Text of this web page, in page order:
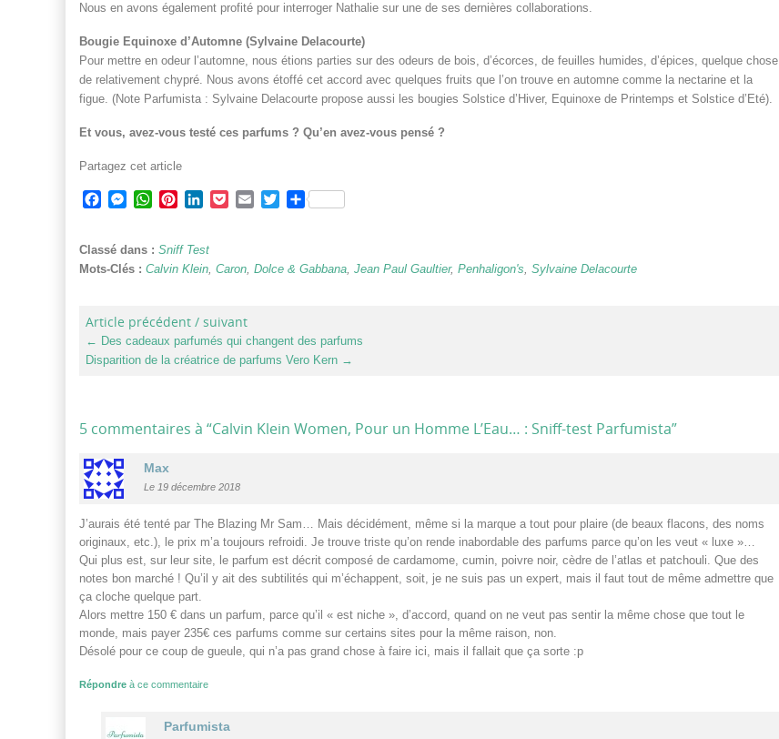
Nous en avons également profité pour interroger Nathalie sur une de ses dernières collaborations.
Bougie Equinoxe d’Automne (Sylvaine Delacourte)
Pour mettre en odeur l’automne, nous étions parties sur des odeurs de bois, d’écorces, de feuilles humides, d’épices, quelque chose
de relativement chypré. Nous avons étoffé cet accord avec quelques fruits que l’on trouve en automne comme la nectarine et la
figue. (Note Parfumista : Sylvaine Delacourte propose aussi les bougies Solstice d’Hiver, Equinoxe de Printemps et Solstice d’Eté).
Et vous, avez-vous testé ces parfums ? Qu’en avez-vous pensé ?
Partagez cet article
Facebook
Messenger
WhatsApp
PinterestLinkedInPocketEmailTwitterPartager
Classé dans : Sniff Test
Mots-Clés : Calvin Klein, Caron, Dolce & Gabbana, Jean Paul Gaultier, Penhaligon's, Sylvaine Delacourte
Article précédent / suivant
← Des cadeaux parfumés qui changent des parfums
Disparition de la créatrice de parfums Vero Kern →
5 commentaires à “Calvin Klein Women, Pour un Homme L’Eau… : Sniff-test Parfumista”
Max
Le 19 décembre 2018
J’aurais été tenté par The Blazing Mr Sam… Mais décidément, même si la marque a tout pour plaire (de beaux flacons, des noms
originaux, etc.), le prix m’a toujours refroidi. Je trouve triste qu’on rende inabordable des parfums parce qu’on les veut « luxe »…
Qui plus est, sur leur site, le parfum est décrit composé de cardamome, cumin, poivre noir, cèdre de l’atlas et patchouli. Que des
notes bon marché ! Qu’il y ait des subtilités qui m’échappent, soit, je ne suis pas un expert, mais il faut tout de même admettre que
ça cloche quelque part.
Alors mettre 150 € dans un parfum, parce qu’il « est niche », d’accord, quand on ne veut pas sentir la même chose que tout le
monde, mais payer 235€ ces parfums comme sur certains sites pour la même raison, non.
Désolé pour ce coup de gueule, qui n’a pas grand chose à faire ici, mais il fallait que ça sorte :p
Répondre à ce commentaire
Parfumista